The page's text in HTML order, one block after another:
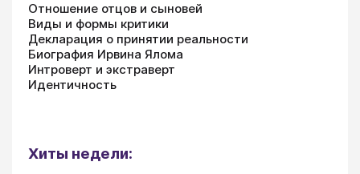
Отношение отцов и сыновей
Виды и формы критики
Декларация о принятии реальности
Биография Ирвина Ялома
Интроверт и экстраверт
Идентичность
Хиты недели: